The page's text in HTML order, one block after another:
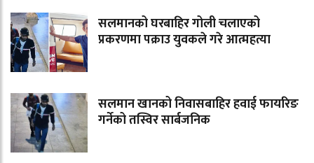
सलमानको घरबाहिर गोली चलाएको
प्रकरणमा पक्राउ युवकले गरे आत्महत्या
सलमान खानको निवासबाहिर हवाई फायरिङ
गर्नेको तस्विर सार्बजनिक